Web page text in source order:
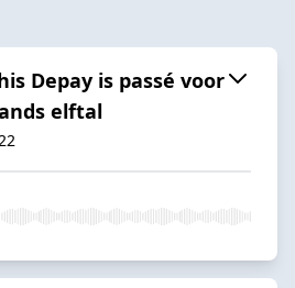
Depay is passé voor
elftal